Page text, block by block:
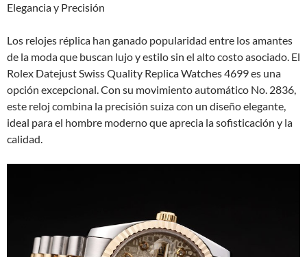
Elegancia y Precisión
Los relojes réplica han ganado popularidad entre los amantes
de la moda que buscan lujo y estilo sin el alto costo asociado. El
Rolex Datejust Swiss Quality Replica Watches 4699 es una
opción excepcional. Con su movimiento automático No. 2836,
este reloj combina la precisión suiza con un diseño elegante,
ideal para el hombre moderno que aprecia la sofisticación y la
calidad.